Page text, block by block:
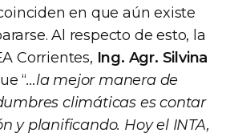
en que aún existe
Al respecto de esto, la
Corrientes, Ing. Agr. Silvina
“…la mejor manera de
climáticas es contar
y planificando. Hoy el INTA,